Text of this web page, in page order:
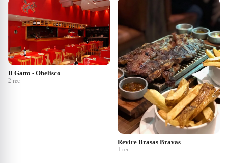
Il Gatto - Obelisco
2 rec
Revire Brasas Bravas
1 rec